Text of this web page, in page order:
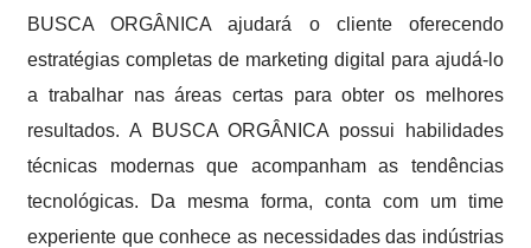
BUSCA ORGÂNICA ajudará o cliente oferecendo
estratégias completas de marketing digital para ajudá-lo
a trabalhar nas áreas certas para obter os melhores
resultados. A BUSCA ORGÂNICA possui habilidades
técnicas modernas que acompanham as tendências
tecnológicas. Da mesma forma, conta com um time
experiente que conhece as necessidades das indústrias